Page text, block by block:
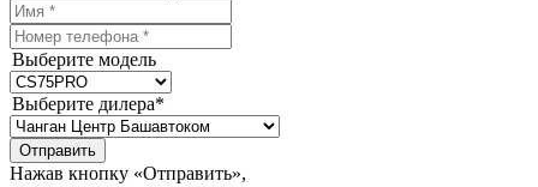
Выберите модель
Выберите дилера*
Отправить
Нажав кнопку «Отправить»,